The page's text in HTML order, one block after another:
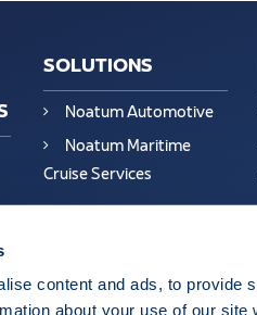
content and ads, to provide
about your use of our
SOLUTIONS
Noatum Automotive
Noatum Maritime
Cruise Services